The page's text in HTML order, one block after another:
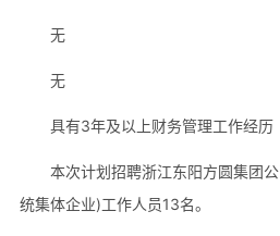
无
无
具有3年及以上财务管理工作经历
本次计划招聘浙江东阳方圆集团
统集体企业)工作人员13名。